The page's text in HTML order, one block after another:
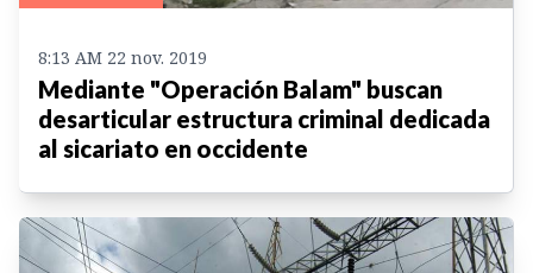
8:13 AM 22 nov. 2019
Mediante "Operación Balam" buscan
desarticular estructura criminal dedicada
al sicariato en occidente